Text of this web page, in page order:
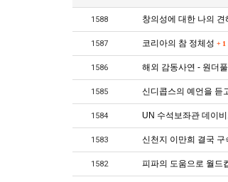
1588 창의성에 대한 나의 견
1587 코리아의 참 정체성 + 1
1586 해외 감동사연 - 원더
1585 신디콥스의 예언을 듣
1584 UN 수석보좌관 데이
1583 신천지 이만희 결국 구
1582 피파의 도움으로 월드